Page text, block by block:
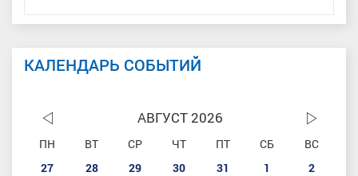
КАЛЕНДАРЬ СОБЫТИЙ
АВГУСТ 2026
ПН ВТ СР ЧТ ПТ СБ
ВС
27
28 29 30 31 1
2